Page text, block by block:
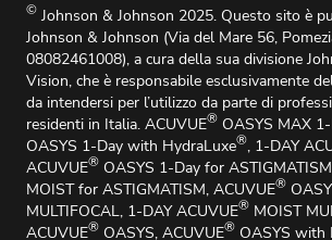
© Johnson & Johnson 2025. Questo sito è
Johnson & Johnson (Via del Mare 56,
08082461008), a cura della sua divisione
Vision, che è responsabile esclusivamente
da intendersi per l’utilizzo da parte di
residenti in Italia. ACUVUE® OASYS MAX
OASYS 1-Day with HydraLuxe®, 1-DAY
ACUVUE® OASYS 1-Day for
MOIST for ASTIGMATISM, ACUVUE®
MULTIFOCAL, 1-DAY ACUVUE® MOIST
ACUVUE® OASYS, ACUVUE® OASYS with